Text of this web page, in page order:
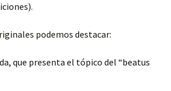
podemos destacar:
que presenta el tópico del “beatus